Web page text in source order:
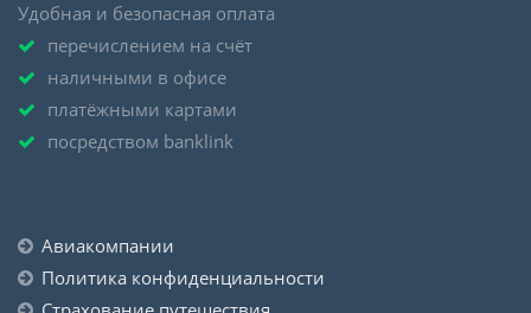
Удобная и безопасная оплата
перечислением на счёт
наличными в офисе
платёжными картами
посредством banklink
Авиакомпании
Политика конфиденциальности